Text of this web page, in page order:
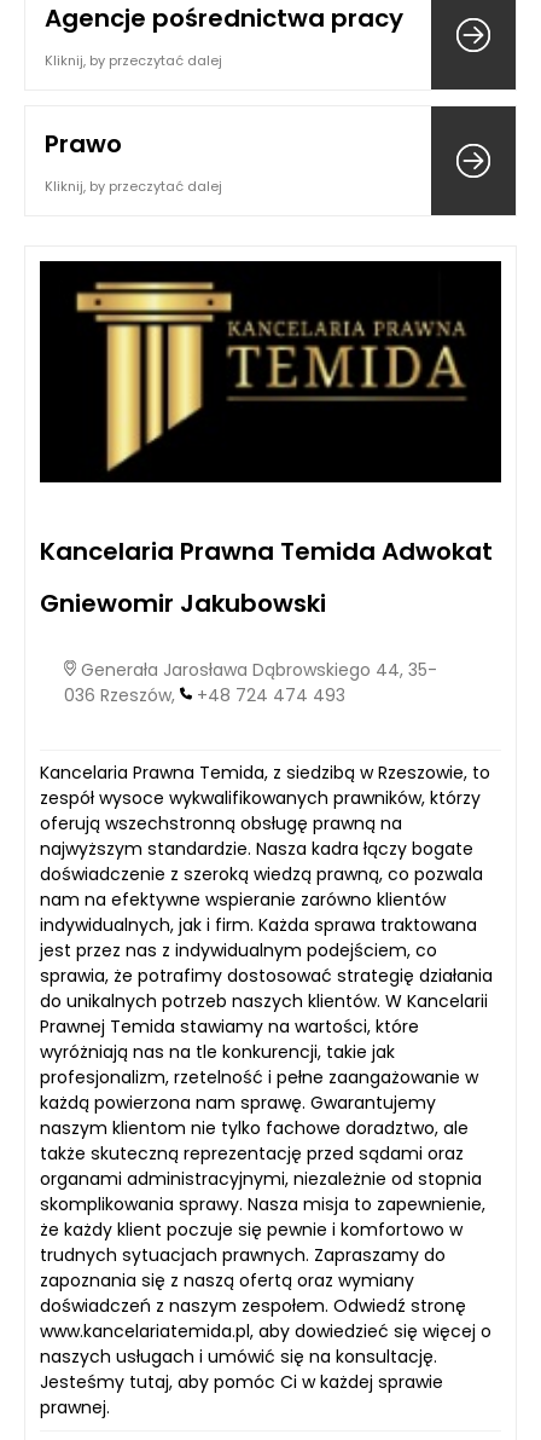
Agencje pośrednictwa pracy
Kliknij, by przeczytać dalej
Prawo
Kliknij, by przeczytać dalej
Kancelaria Prawna Temida Adwokat
Gniewomir Jakubowski
Generała Jarosława Dąbrowskiego 44, 35-
036 Rzeszów,
+48 724 474 493
Kancelaria Prawna Temida, z siedzibą w Rzeszowie, to
zespół wysoce wykwalifikowanych prawników, którzy
oferują wszechstronną obsługę prawną na
najwyższym standardzie. Nasza kadra łączy bogate
doświadczenie z szeroką wiedzą prawną, co pozwala
nam na efektywne wspieranie zarówno klientów
indywidualnych, jak i firm. Każda sprawa traktowana
jest przez nas z indywidualnym podejściem, co
sprawia, że potrafimy dostosować strategię działania
do unikalnych potrzeb naszych klientów. W Kancelarii
Prawnej Temida stawiamy na wartości, które
wyróżniają nas na tle konkurencji, takie jak
profesjonalizm, rzetelność i pełne zaangażowanie w
każdą powierzona nam sprawę. Gwarantujemy
naszym klientom nie tylko fachowe doradztwo, ale
także skuteczną reprezentację przed sądami oraz
organami administracyjnymi, niezależnie od stopnia
skomplikowania sprawy. Nasza misja to zapewnienie,
że każdy klient poczuje się pewnie i komfortowo w
trudnych sytuacjach prawnych. Zapraszamy do
zapoznania się z naszą ofertą oraz wymiany
doświadczeń z naszym zespołem. Odwiedź stronę
www.kancelariatemida.pl, aby dowiedzieć się więcej o
naszych usługach i umówić się na konsultację.
Jesteśmy tutaj, aby pomóc Ci w każdej sprawie
prawnej.